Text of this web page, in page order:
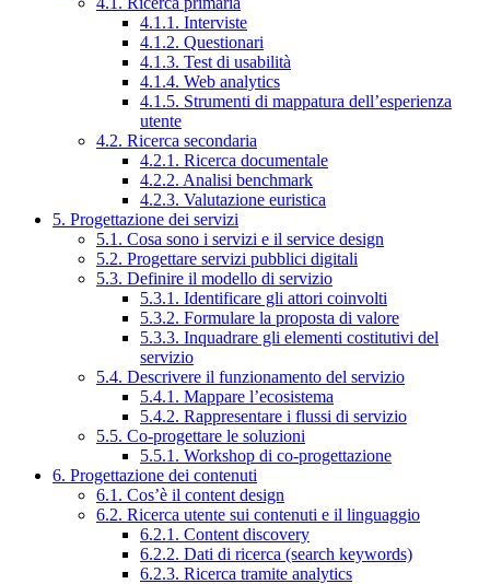
4.1.1. Interviste
4.1.2. Questionari
4.1.3. Test di usabilità
4.1.4. Web analytics
4.1.5. Strumenti di mappatura dell’esperienza
utente
4.2. Ricerca secondaria
4.2.1. Ricerca documentale
4.2.2. Analisi benchmark
4.2.3. Valutazione euristica
5. Progettazione dei servizi
5.1. Cosa sono i servizi e il service design
5.2. Progettare servizi pubblici digitali
5.3. Definire il modello di servizio
5.3.1. Identificare gli attori coinvolti
5.3.2. Formulare la proposta di valore
5.3.3. Inquadrare gli elementi costitutivi del
servizio
5.4. Descrivere il funzionamento del servizio
5.4.1. Mappare l’ecosistema
5.4.2. Rappresentare i flussi di servizio
5.5. Co-progettare le soluzioni
5.5.1. Workshop di co-progettazione
6. Progettazione dei contenuti
6.1. Cos’è il content design
6.2. Ricerca utente sui contenuti e il linguaggio
6.2.1. Content discovery
6.2.2. Dati di ricerca (search keywords)
6.2.3. Ricerca tramite analytics